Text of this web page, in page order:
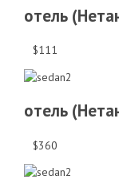
отель
$111
отель
$360